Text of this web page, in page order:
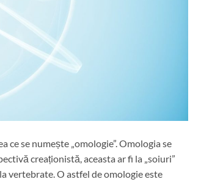
ce se numește „omologie”. Omologia se
creaționistă, aceasta ar fi la „soiuri”
vertebrate. O astfel de omologie este